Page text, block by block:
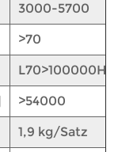
3000-5700
>70
>54000
1,9 kg/Satz